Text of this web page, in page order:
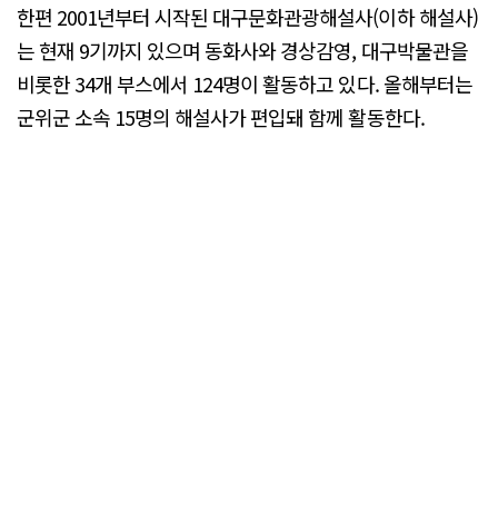
한편 2001년부터 시작된 대구문화관광해설사(이하 해설사)
는 현재 9기까지 있으며 동화사와 경상감영, 대구박물관을
비롯한 34개 부스에서 124명이 활동하고 있다. 올해부터는
군위군 소속 15명의 해설사가 편입돼 함께 활동한다.